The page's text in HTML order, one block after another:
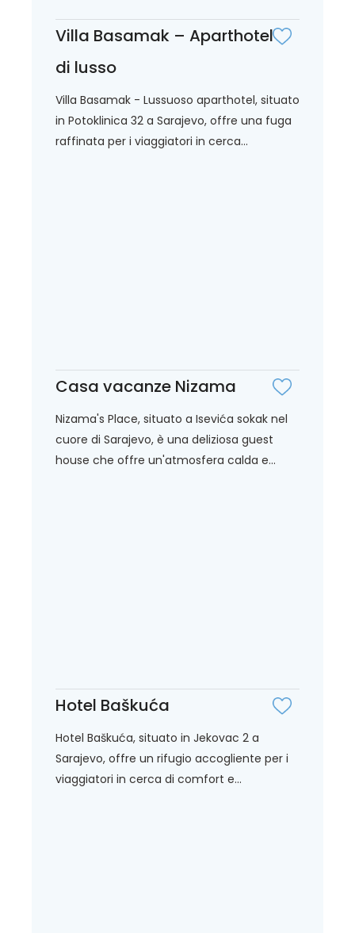
Villa Basamak – Aparthotel
di lusso
Villa Basamak - Lussuoso aparthotel, situato
in Potoklinica 32 a Sarajevo, offre una fuga
raffinata per i viaggiatori in cerca...
Casa vacanze Nizama
Nizama's Place, situato a Isevića sokak nel
cuore di Sarajevo, è una deliziosa guest
house che offre un'atmosfera calda e...
Hotel Baškuća
Hotel Baškuća, situato in Jekovac 2 a
Sarajevo, offre un rifugio accogliente per i
viaggiatori in cerca di comfort e...